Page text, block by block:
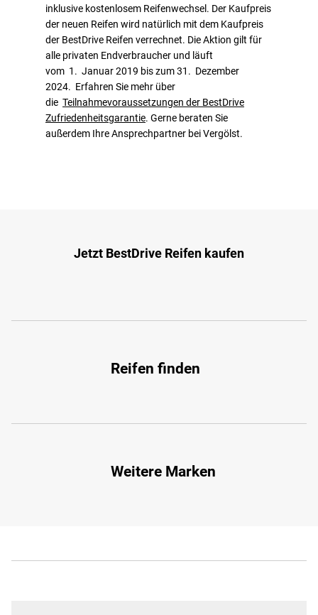
inklusive kostenlosem Reifenwechsel. Der Kaufpreis
der neuen Reifen wird natürlich mit dem Kaufpreis
der BestDrive Reifen verrechnet. Die Aktion gilt für
alle privaten Endverbraucher und läuft
vom 1. Januar 2019 bis zum 31. Dezember
2024. Erfahren Sie mehr über
die Teilnahmevoraussetzungen der BestDrive
Zufriedenheitsgarantie. Gerne beraten Sie
außerdem Ihre Ansprechpartner bei Vergölst.
Jetzt BestDrive Reifen kaufen
Reifen finden
Weitere Marken